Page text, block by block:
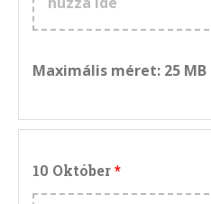
Maximális méret: 25 MB
10 Október